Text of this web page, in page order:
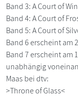
Band 3: A Court of
Band 4: A Court of
Band 5: A Court of
Band 6 erscheint am
Band 7 erscheint am
unabhängig
Maas bei dtv:
>Throne of Glass<